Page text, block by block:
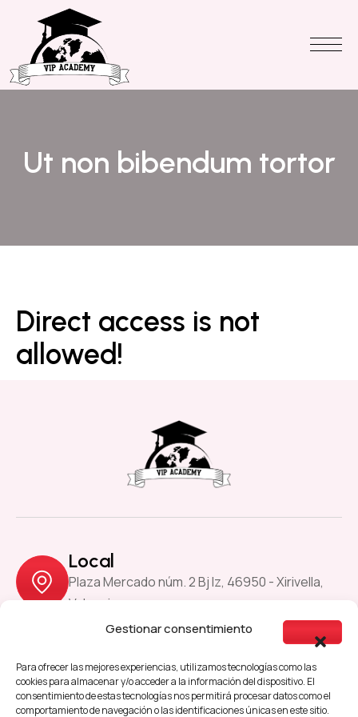
Gestionar consentimiento
Para ofrecer las mejores experiencias, utilizamos tecnologías como las
cookies para almacenar y/o acceder a la información del dispositivo. El
consentimiento de estas tecnologías nos permitirá procesar datos como el
comportamiento de navegación o las identificaciones únicas en este sitio.
Ut non bibendum tortor
Direct access is not
allowed!
Local
Plaza Mercado núm. 2 Bj Iz, 46950 - Xirivella,
Valencia